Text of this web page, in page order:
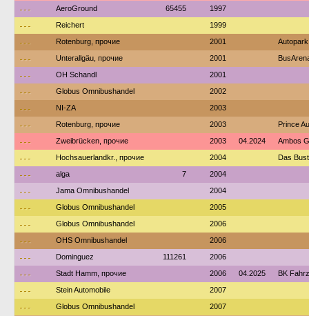
--- AeroGround 65455 1997
--- Reichert 1999
--- Rotenburg, прочие 2001
--- Unterallgäu, прочие 2001
--- OH Schandl 2001
--- Globus Omnibushandel 2002
--- NI-ZA 2003
--- Rotenburg, прочие 2003 Prince
--- Zweibrücken, прочие 2003 04.2024 Ambos
--- Hochsauerlandkr., прочие 2004 Das
--- alga 7 2004
--- Jama Omnibushandel 2004
--- Globus Omnibushandel 2005
--- Globus Omnibushandel 2006
--- OHS Omnibushandel 2006
--- Dominguez 111261 2006
--- Stadt Hamm, прочие 2006 04.2025 BK
--- Stein Automobile 2007
--- Globus Omnibushandel 2007